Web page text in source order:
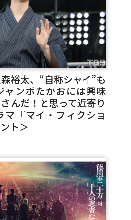
裕太、“自称シャイ”も
ャンボたかおには興味
んだ！と思って近寄り
マ『マイ・フィクショ
ト＞